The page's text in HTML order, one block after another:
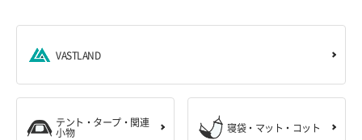
VASTLAND
テント・タープ・関連
小物 寝袋・マット・コット